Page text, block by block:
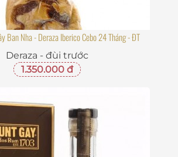
Ban Nha - Deraza Iberico Cebo 24 Tháng - ĐT
Deraza - đùi trước
1.350.000 đ